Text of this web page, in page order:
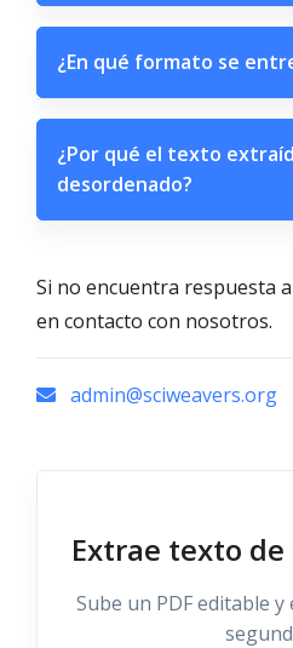
¿En qué formato se
¿Por qué el texto
desordenado?
Si no encuentra respuesta
en contacto con nosotros.
admin@sciweavers.org
Extrae texto de
Sube un PDF editable